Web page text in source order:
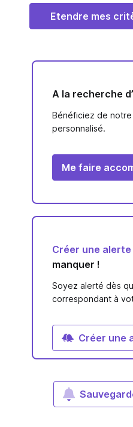
Etendre mes
A la recherche
Bénéficiez de
personnalisé.
Me faire
Créer une alerte
manquer !
Soyez alerté dès
correspondant à
Créer une